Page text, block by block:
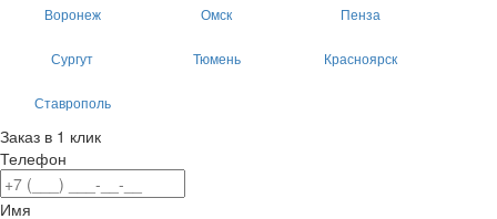
Воронеж Омск Пенза
Сургут Тюмень Красноярск
Ставрополь
Заказ в 1 клик
Телефон
Имя